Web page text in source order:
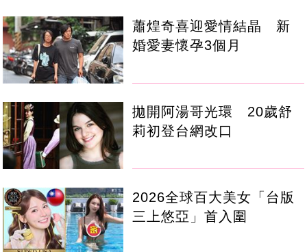
蕭煌奇喜迎愛情結晶 新
婚愛妻懷孕3個月
拋開阿湯哥光環 20歲舒
莉初登台網改口
2026全球百大美女「台版
三上悠亞」首入圍